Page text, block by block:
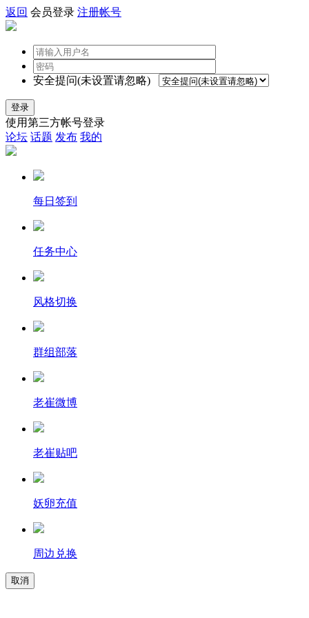
返回 会员登录 注册帐号
安全提问(未设置请忽略)
登录
使用第三方帐号登录
论坛 话题 发布 我的
每日签到
任务中心
风格切换
群组部落
老崔微博
老崔贴吧
妖卵充值
周边兑换
取消